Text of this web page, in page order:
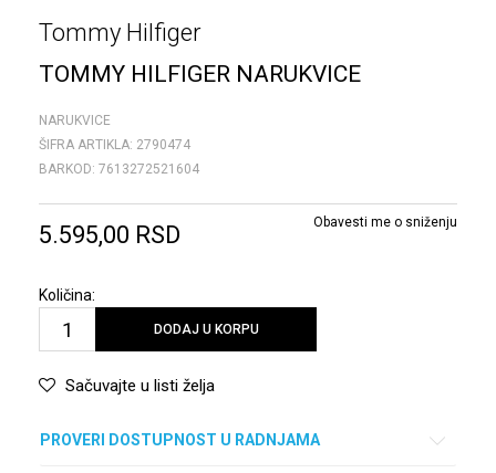
Tommy Hilfiger
TOMMY HILFIGER NARUKVICE
NARUKVICE
ŠIFRA ARTIKLA: 2790474
BARKOD: 7613272521604
5.595,00 RSD Obavesti me o sniženju
Količina:
DODAJ U KORPU
Sačuvajte u listi želja
PROVERI DOSTUPNOST U RADNJAMA